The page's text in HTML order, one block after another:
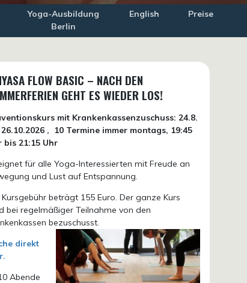
Yoga-Ausbildung
Berlin
English Preise
FLOW BASIC – NACH DEN
GEHT ES WIEDER LOS!
mit Krankenkassenzuschuss:24.8.
2026 ,
10 Termine immer montags, 19:45
bis 21:15 Uhr
für alle Yoga-Interessierten mit Freude an
und Lust auf Entspannung.
Kursgebühr beträgt 155 Euro. Der ganze Kurs
bei regelmäßiger Teilnahme von den
bezuschusst.
direkt
Abende